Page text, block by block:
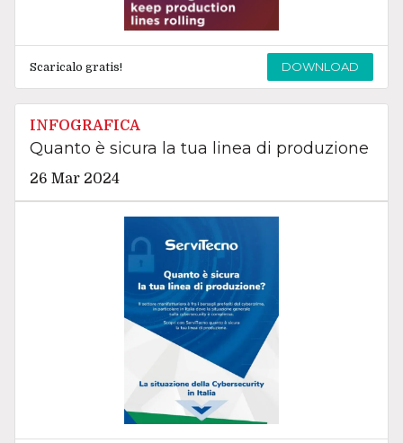
Scaricalo gratis! DOWNLOAD
INFOGRAFICA
Quanto è sicura la tua linea di produzione
26 Mar 2024